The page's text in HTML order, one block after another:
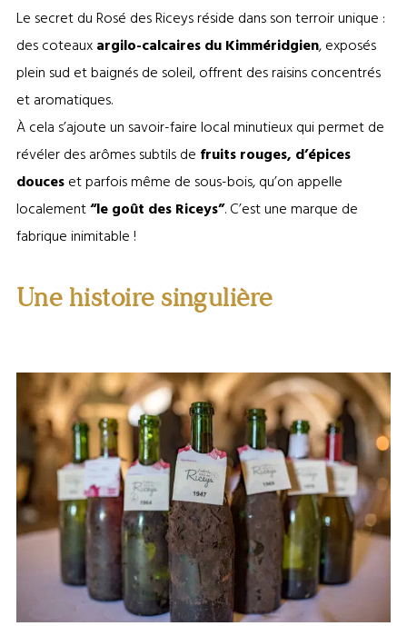
Le secret du Rosé des Riceys réside dans son terroir unique :
des coteauxargilo-calcaires du Kimméridgien, exposés
plein sud et baignés de soleil, offrent des raisins concentrés
et aromatiques.
À cela s’ajoute un savoir-faire local minutieux qui permet de
révéler des arômes subtils de fruits rouges, d’épices
douceset parfois même de sous-bois, qu’on appelle
localement“le goût des Riceys”. C’est une marque de
fabrique inimitable !
Une histoire singulière